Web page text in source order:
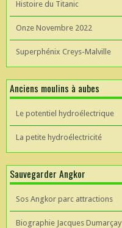
Histoire du Titanic
Onze Novembre 2022
Superphénix Creys-Malville
Anciens moulins à aubes
Le potentiel hydroélectrique
La petite hydroélectricité
Sauvegarder Angkor
Sos Angkor parc attractions
Biographie Jacques Dumarçay